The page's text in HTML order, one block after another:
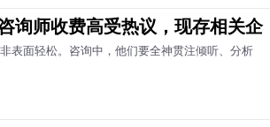
询师收费高受热议，现存相关企
表面轻松。咨询中，他们要全神贯注倾听、分析